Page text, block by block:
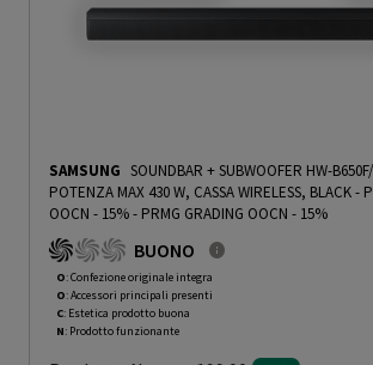
SAMSUNG SOUNDBAR + SUBWOOFER HW-
POTENZA MAX 430 W, CASSA WIRELESS, BLACK -
OOCN - 15%- PRMG GRADING OOCN - 15%
BUONO
O: Confezione originale integra
O: Accessori principali presenti
C: Estetica prodotto buona
N: Prodotto funzionante